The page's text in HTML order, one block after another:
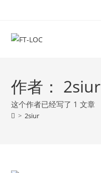
作者： 2siur
这个作者已经写了 1 文章
> 2siur